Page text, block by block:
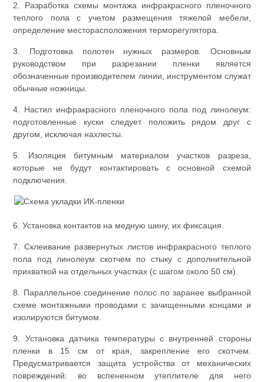
2. Разработка схемы монтажа инфракрасного пленочного
теплого пола с учетом размещения тяжелой мебели,
определение месторасположения терморегулятора.
3. Подготовка полотен нужных размеров. Основным
руководством при разрезании пленки является
обозначенные производителем линии, инструментом служат
обычные ножницы.
4. Настил инфракрасного пленочного пола под линолеум:
подготовленные куски следует положить рядом друг с
другом, исключая нахлесты.
5. Изоляция битумным материалом участков разреза,
которые не будут контактировать с основной схемой
подключения.
6. Установка контактов на медную шину, их фиксация.
7. Склеивание развернутых листов инфракрасного теплого
пола под линолеум скотчем по стыку с дополнительной
прихваткой на отдельных участках (с шагом около 50 см).
8. Параллельное соединение полос по заранее выбранной
схеме монтажными проводами с зачищенными концами и
изолируются битумом.
9. Установка датчика температуры с внутренней стороны
пленки в 15 см от края, закрепление его скотчем.
Предусматривается защита устройства от механических
повреждений: во вспененном утеплителе для него